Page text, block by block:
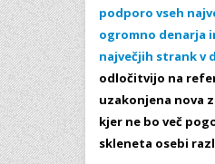
podporo vseh
ogromno denarja
največjih strank v
odločitvijo na
uzakonjena nova
kjer ne bo več
skleneta osebi